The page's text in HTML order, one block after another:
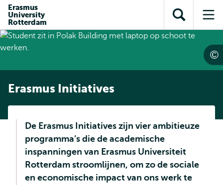
inhoud
gaan
gaan
Direct naar
subnavigatie
Erasmus
University
Rotterdam
Toon
zoekveld
Erasmus Initiatives
De Erasmus Initiatives zijn vier ambitieuze
programma’s die de academische
inspanningen van Erasmus Universiteit
Rotterdam stroomlijnen, om zo de sociale
en economische impact van ons werk te